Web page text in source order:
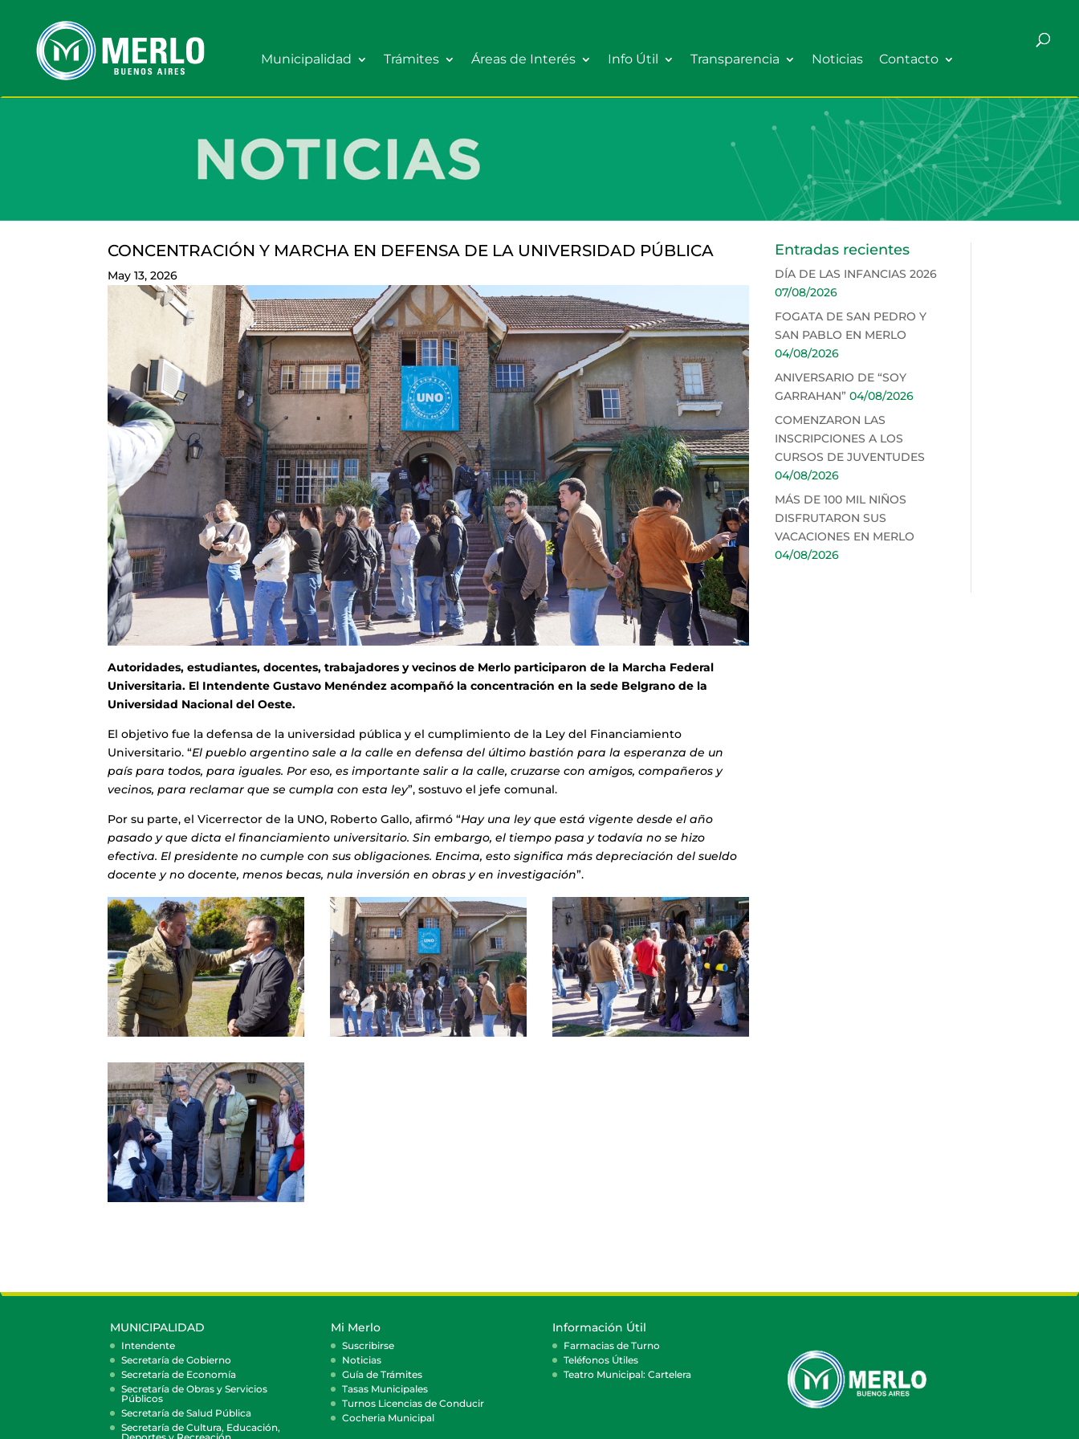
Municipalidad Trámites Áreas de Interés Info Útil Transparencia Noticias Contacto
CONCENTRACIÓN Y MARCHA EN DEFENSA DE LA UNIVERSIDAD PÚBLICA
May 13, 2026
Autoridades, estudiantes, docentes, trabajadores y vecinos de Merlo participaron de la Marcha Federal
Universitaria. El Intendente Gustavo Menéndez acompañó la concentración en la sede Belgrano de la
Universidad Nacional del Oeste.
El objetivo fue la defensa de la universidad pública y el cumplimiento de la Ley del Financiamiento
Universitario. “El pueblo argentino sale a la calle en defensa del último bastión para la esperanza de un
país para todos, para iguales. Por eso, es importante salir a la calle, cruzarse con amigos, compañeros y
vecinos, para reclamar que se cumpla con esta ley”, sostuvo el jefe comunal.
Por su parte, el Vicerrector de la UNO, Roberto Gallo, afirmó “Hay una ley que está vigente desde el año
pasado y que dicta el financiamiento universitario. Sin embargo, el tiempo pasa y todavía no se hizo
efectiva. El presidente no cumple con sus obligaciones. Encima, esto significa más depreciación del sueldo
docente y no docente, menos becas, nula inversión en obras y en investigación”.
Entradas recientes
DÍA DE LAS INFANCIAS 2026
07/08/2026
FOGATA DE SAN PEDRO Y
SAN PABLO EN MERLO
04/08/2026
ANIVERSARIO DE “SOY
GARRAHAN” 04/08/2026
COMENZARON LAS
INSCRIPCIONES A LOS
CURSOS DE JUVENTUDES
04/08/2026
MÁS DE 100 MIL NIÑOS
DISFRUTARON SUS
VACACIONES EN MERLO
04/08/2026
MUNICIPALIDAD
Intendente
Secretaría de Gobierno
Secretaría de Economía
Secretaría de Obras y Servicios
Públicos
Secretaría de Salud Pública
Secretaría de Cultura, Educación,
Mi Merlo
Suscribirse
Noticias
Guía de Trámites
Tasas Municipales
Turnos Licencias de Conducir
Cocheria Municipal
Información Útil
Farmacias de Turno
Teléfonos Útiles
Teatro Municipal: Cartelera